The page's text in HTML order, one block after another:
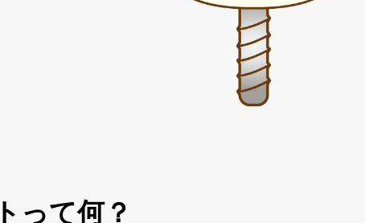
って何？